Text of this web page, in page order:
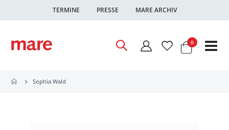
TERMINE PRESSE MARE ARCHIV
Warenkorb
0Artikel
Sophia Wald